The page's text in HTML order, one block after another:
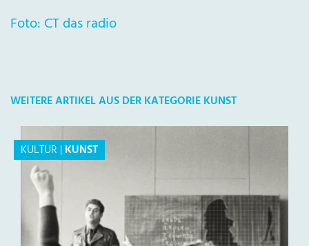
Foto: CT das radio
WEITERE ARTIKEL AUS DER KATEGORIE KUNST
KULTUR |KUNST